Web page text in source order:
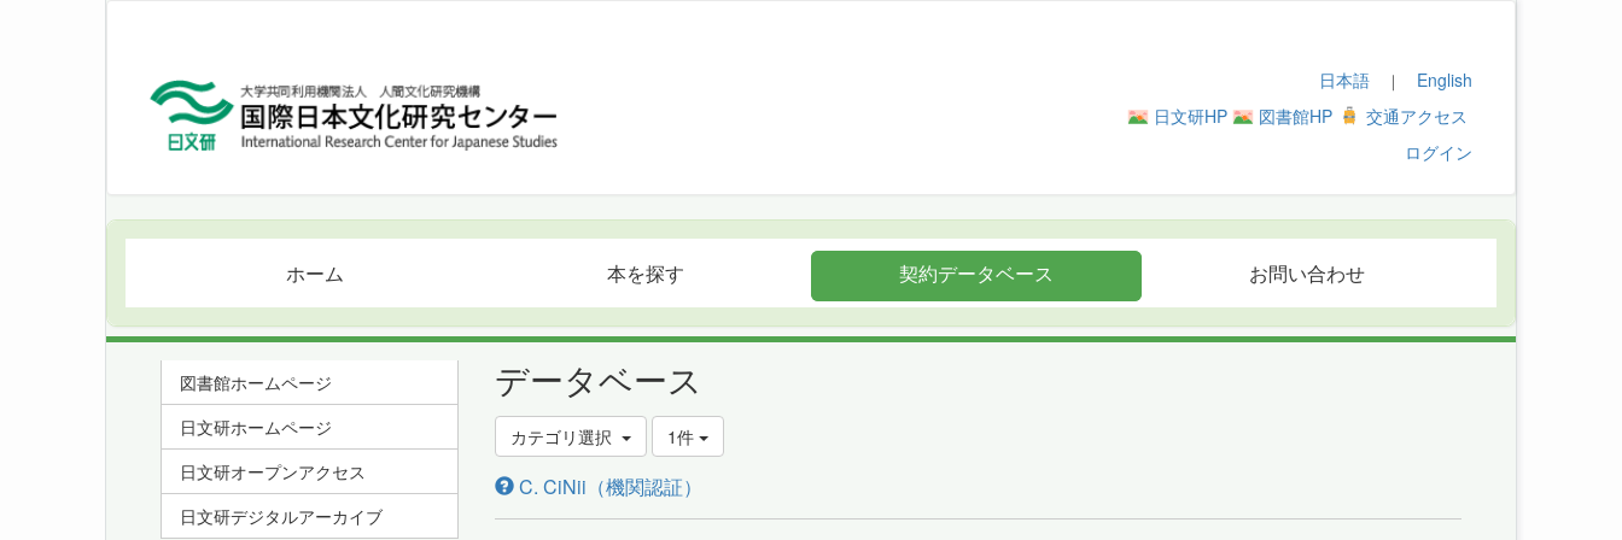
日本語｜ English
日文研HP
図書館HP
交通アクセス
ログイン
ホーム 本を探す 契約データベース お問い合わせ
データベース
カテゴリ選択 1件
C. CiNii（機関認証）
図書館ホームページ
日文研ホームページ
日文研オープンアクセス
日文研デジタルアーカイブ